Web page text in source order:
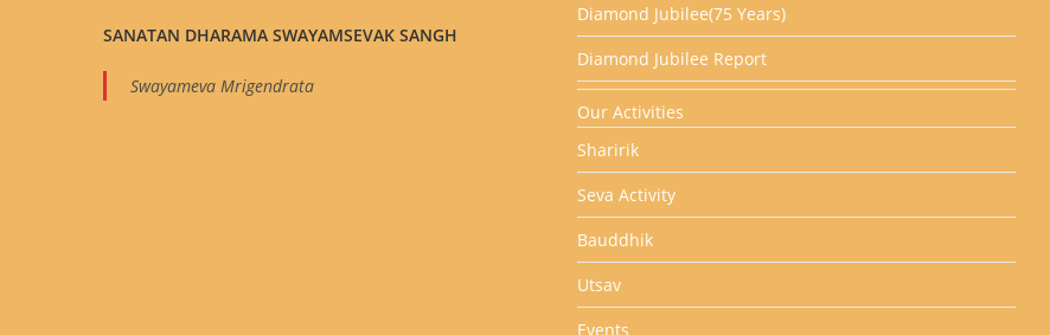
SANATAN DHARAMA SWAYAMSEVAK SANGH
Swayameva Mrigendrata
Diamond Jubilee(75 Years)
Diamond Jubilee Report
Our Activities
Sharirik
Seva Activity
Bauddhik
Utsav
Events